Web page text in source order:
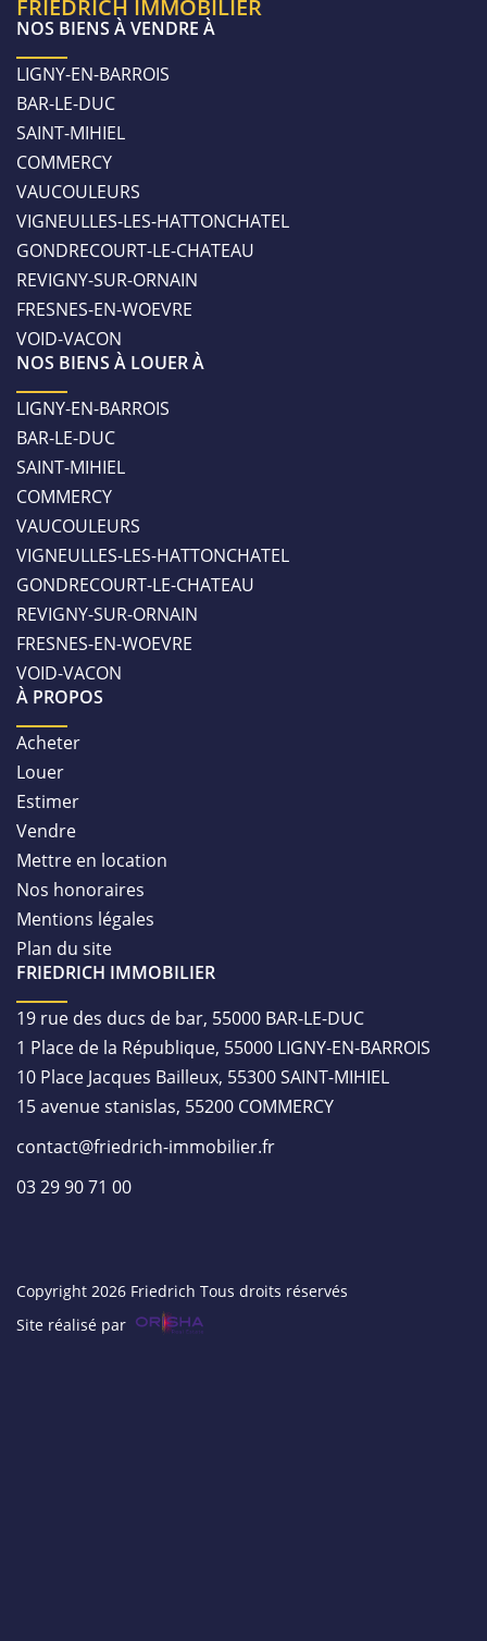
FRIEDRICH IMMOBILIER
NOS BIENS À VENDRE À
LIGNY-EN-BARROIS
BAR-LE-DUC
SAINT-MIHIEL
COMMERCY
VAUCOULEURS
VIGNEULLES-LES-HATTONCHATEL
GONDRECOURT-LE-CHATEAU
REVIGNY-SUR-ORNAIN
FRESNES-EN-WOEVRE
VOID-VACON
NOS BIENS À LOUER À
LIGNY-EN-BARROIS
BAR-LE-DUC
SAINT-MIHIEL
COMMERCY
VAUCOULEURS
VIGNEULLES-LES-HATTONCHATEL
GONDRECOURT-LE-CHATEAU
REVIGNY-SUR-ORNAIN
FRESNES-EN-WOEVRE
VOID-VACON
À PROPOS
Acheter
Louer
Estimer
Vendre
Mettre en location
Nos honoraires
Mentions légales
Plan du site
FRIEDRICH IMMOBILIER
19 rue des ducs de bar, 55000 BAR-LE-DUC
1 Place de la République, 55000 LIGNY-EN-BARROIS
10 Place Jacques Bailleux, 55300 SAINT-MIHIEL
15 avenue stanislas, 55200 COMMERCY
contact@friedrich-immobilier.fr
03 29 90 71 00
Copyright 2026 Friedrich Tous droits réservés
Site réalisé par